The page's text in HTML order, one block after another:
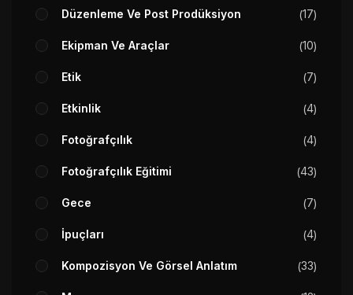
Düzenleme Ve Post Prodüksiyon 17
Ekipman Ve Araçlar 10
Etik 7
Etkinlik 4
Fotoğrafçılık 4
Fotoğrafçılık Eğitimi 43
Gece 7
İpuçları 4
Kompozisyon Ve Görsel Anlatım 33